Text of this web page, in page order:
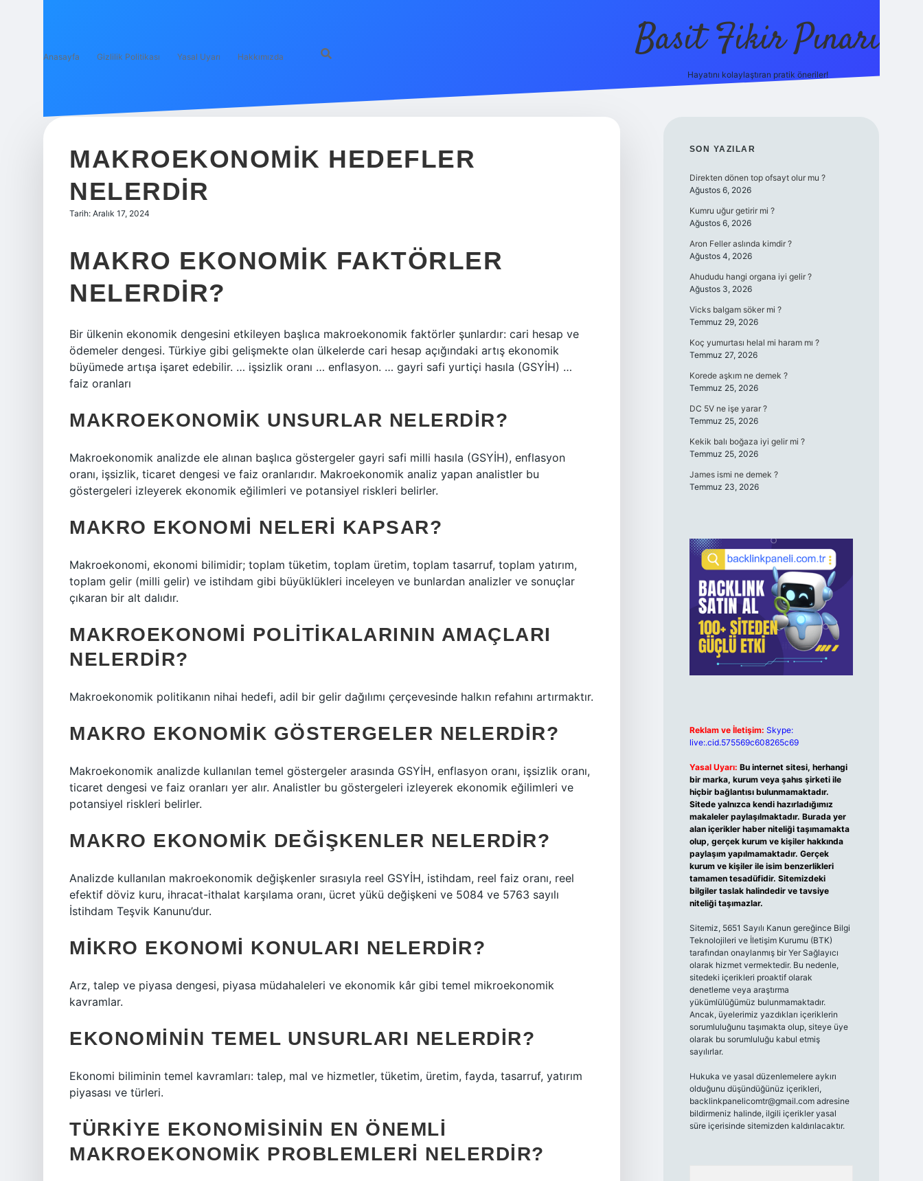
Anasayfa Gizlilik Politikası Yasal Uyarı Hakkımızda Basit Fikir Pınarı
Hayatını kolaylaştıran pratik öneriler!
MAKROEKONOMIK HEDEFLER
NELERDIR
Tarih: Aralık 17, 2024
MAKRO EKONOMIK FAKTÖRLER
NELERDIR?
Bir ülkenin ekonomik dengesini etkileyen başlıca makroekonomik faktörler şunlardır: cari hesap ve
ödemeler dengesi. Türkiye gibi gelişmekte olan ülkelerde cari hesap açığındaki artış ekonomik
büyümede artışa işaret edebilir. … işsizlik oranı … enflasyon. … gayri safi yurtiçi hasıla (GSYİH) …
faiz oranları
MAKROEKONOMIK UNSURLAR NELERDIR?
Makroekonomik analizde ele alınan başlıca göstergeler gayri safi milli hasıla (GSYİH), enflasyon
oranı, işsizlik, ticaret dengesi ve faiz oranlarıdır. Makroekonomik analiz yapan analistler bu
göstergeleri izleyerek ekonomik eğilimleri ve potansiyel riskleri belirler.
MAKRO EKONOMI NELERI KAPSAR?
Makroekonomi, ekonomi bilimidir; toplam tüketim, toplam üretim, toplam tasarruf, toplam yatırım,
toplam gelir (milli gelir) ve istihdam gibi büyüklükleri inceleyen ve bunlardan analizler ve sonuçlar
çıkaran bir alt dalıdır.
MAKROEKONOMI POLITIKALARININ AMAÇLARI
NELERDIR?
Makroekonomik politikanın nihai hedefi, adil bir gelir dağılımı çerçevesinde halkın refahını artırmaktır.
MAKRO EKONOMIK GÖSTERGELER NELERDIR?
Makroekonomik analizde kullanılan temel göstergeler arasında GSYİH, enflasyon oranı, işsizlik oranı,
ticaret dengesi ve faiz oranları yer alır. Analistler bu göstergeleri izleyerek ekonomik eğilimleri ve
potansiyel riskleri belirler.
MAKRO EKONOMIK DEĞIŞKENLER NELERDIR?
Analizde kullanılan makroekonomik değişkenler sırasıyla reel GSYİH, istihdam, reel faiz oranı, reel
efektif döviz kuru, ihracat-ithalat karşılama oranı, ücret yükü değişkeni ve 5084 ve 5763 sayılı
İstihdam Teşvik Kanunu’dur.
MIKRO EKONOMI KONULARI NELERDIR?
Arz, talep ve piyasa dengesi, piyasa müdahaleleri ve ekonomik kâr gibi temel mikroekonomik
kavramlar.
EKONOMININ TEMEL UNSURLARI NELERDIR?
Ekonomi biliminin temel kavramları: talep, mal ve hizmetler, tüketim, üretim, fayda, tasarruf, yatırım
piyasası ve türleri.
TÜRKIYE EKONOMISININ EN ÖNEMLI
MAKROEKONOMIK PROBLEMLERI NELERDIR?
SIDEBAR
SON YAZILAR
Direkten dönen top ofsayt olur mu ?
Ağustos 6, 2026
Kumru uğur getirir mi ?
Ağustos 6, 2026
Aron Feller aslında kimdir ?
Ağustos 4, 2026
Ahududu hangi organa iyi gelir ?
Ağustos 3, 2026
Vicks balgam söker mi ?
Temmuz 29, 2026
Koç yumurtası helal mi haram mı ?
Temmuz 27, 2026
Korede aşkım ne demek ?
Temmuz 25, 2026
DC 5V ne işe yarar ?
Temmuz 25, 2026
Kekik balı boğaza iyi gelir mi ?
Temmuz 25, 2026
James ismi ne demek ?
Temmuz 23, 2026
Reklam ve İletişim: Skype:
live:.cid.575569c608265c69
Yasal Uyarı: Bu internet sitesi, herhangi
bir marka, kurum veya şahıs şirketi ile
hiçbir bağlantısı bulunmamaktadır.
Sitede yalnızca kendi hazırladığımız
makaleler paylaşılmaktadır. Burada yer
alan içerikler haber niteliği taşımamakta
olup, gerçek kurum ve kişiler hakkında
paylaşım yapılmamaktadır. Gerçek
kurum ve kişiler ile isim benzerlikleri
tamamen tesadüfidir. Sitemizdeki
bilgiler taslak halindedir ve tavsiye
niteliği taşımazlar.
Sitemiz, 5651 Sayılı Kanun gereğince Bilgi
Teknolojileri ve İletişim Kurumu (BTK)
tarafından onaylanmış bir Yer Sağlayıcı
olarak hizmet vermektedir. Bu nedenle,
sitedeki içerikleri proaktif olarak
denetleme veya araştırma
yükümlülüğümüz bulunmamaktadır.
Ancak, üyelerimiz yazdıkları içeriklerin
sorumluluğunu taşımakta olup, siteye üye
olarak bu sorumluluğu kabul etmiş
sayılırlar.
Hukuka ve yasal düzenlemelere aykırı
olduğunu düşündüğünüz içerikleri,
backlinkpanelicomtr@gmail.comadresine
bildirmeniz halinde, ilgili içerikler yasal
süre içerisinde sitemizden kaldırılacaktır.